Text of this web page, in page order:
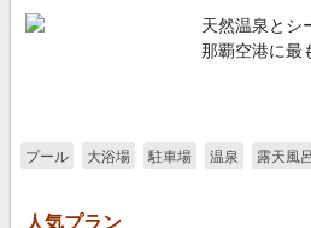
天然温泉とシ
那覇空港に最
プール 大浴場 駐車場 温泉 露天風
人気プラン